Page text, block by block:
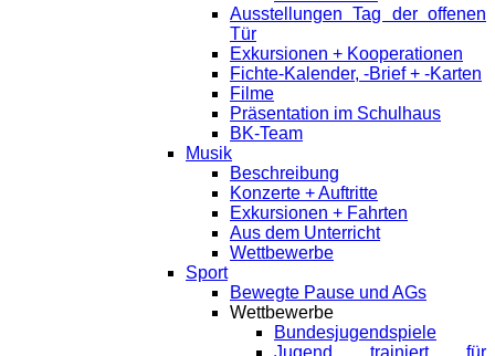
Ausstellungen Tag der offenen
Tür
Exkursionen + Kooperationen
Fichte-Kalender, -Brief + -Karten
Filme
Präsentation im Schulhaus
BK-Team
Musik
Beschreibung
Konzerte + Auftritte
Exkursionen + Fahrten
Aus dem Unterricht
Wettbewerbe
Sport
Bewegte Pause und AGs
Wettbewerbe
Bundesjugendspiele
Jugend trainiert für